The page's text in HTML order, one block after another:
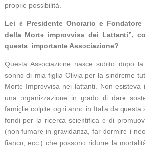
proprie possibilità.
Lei è Presidente Onorario e Fondatore
della Morte improvvisa dei Lattanti”,
questa importante Associazione?
Questa Associazione nasce subito dopo
sonno di mia figlia Olivia per la sindrome
Morte Improvvisa nei lattanti. Non esisteva
una organizzazione in grado di dare
famiglie colpite ogni anno in Italia da questa
fondi per la ricerca scientifica e di
(non fumare in gravidanza, far dormire i
fianco, ecc.) che possono ridurre la